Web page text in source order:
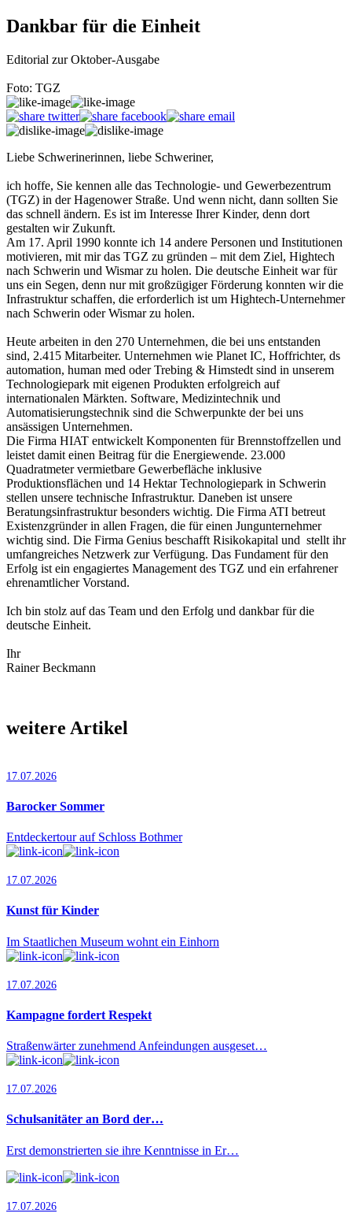
Dankbar für die Einheit
Editorial zur Oktober-Ausgabe
Foto: TGZ
Liebe Schwerinerinnen, liebe Schweriner,
ich hoffe, Sie kennen alle das Technologie- und Gewerbezentrum
(TGZ) in der Hagenower Straße. Und wenn nicht, dann sollten Sie
das schnell ändern. Es ist im Interesse Ihrer Kinder, denn dort
gestalten wir Zukunft.
Am 17. April 1990 konnte ich 14 andere Personen und Institutionen
motivieren, mit mir das TGZ zu gründen – mit dem Ziel, Hightech
nach Schwerin und Wismar zu holen. Die deutsche Einheit war für
uns ein Segen, denn nur mit großzügiger Förderung konnten wir die
Infrastruktur schaffen, die erforderlich ist um Hightech-Unternehmer
nach Schwerin oder Wismar zu holen.
Heute arbeiten in den 270 Unternehmen, die bei uns entstanden
sind, 2.415 Mitarbeiter. Unternehmen wie Planet IC, Hoffrichter, ds
automation, human med oder Trebing & Himstedt sind in unserem
Technologiepark mit eigenen Produkten erfolgreich auf
internationalen Märkten. Software, Medizintechnik und
Automatisierungstechnik sind die Schwerpunkte der bei uns
ansässigen Unternehmen.
Die Firma HIAT entwickelt Komponenten für Brennstoffzellen und
leistet damit einen Beitrag für die Energiewende. 23.000
Quadratmeter vermietbare Gewerbefläche inklusive
Produktionsflächen und 14 Hektar Technologiepark in Schwerin
stellen unsere technische Infrastruktur. Daneben ist unsere
Beratungsinfrastruktur besonders wichtig. Die Firma ATI betreut
Existenzgründer in allen Fragen, die für einen Jungunternehmer
wichtig sind. Die Firma Genius beschafft Risikokapital und stellt ihr
umfangreiches Netzwerk zur Verfügung. Das Fundament für den
Erfolg ist ein engagiertes Management des TGZ und ein erfahrener
ehrenamtlicher Vorstand.
Ich bin stolz auf das Team und den Erfolg und dankbar für die
deutsche Einheit.
Ihr
Rainer Beckmann
weitere Artikel
17.07.2026
Barocker Sommer
Entdeckertour auf Schloss Bothmer
17.07.2026
Kunst für Kinder
Im Staatlichen Museum wohnt ein Einhorn
17.07.2026
Kampagne fordert Respekt
Straßenwärter zunehmend Anfeindungen ausgeset…
17.07.2026
Schulsanitäter an Bord der…
Erst demonstrierten sie ihre Kenntnisse in Er…
17.07.2026